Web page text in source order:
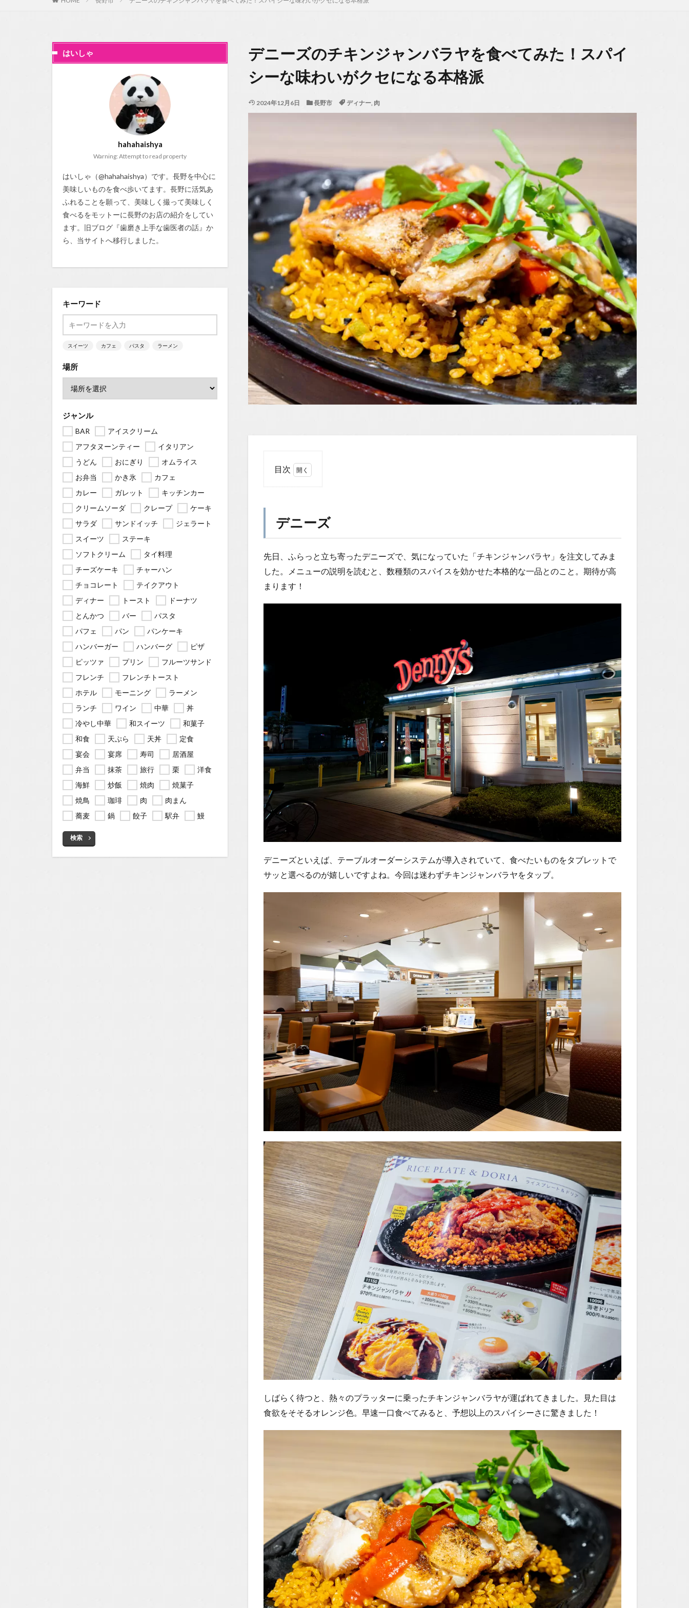
デニーズのチキンジャンバラヤを食べてみた！スパイ
シーな味わいがクセになる本格派
2024年12月6日 長野市 ディナー, 肉
目次
ー
ズ
【メニ
ュー情
Tube
べ歩き
You
Tubeチ
ル
デニーズ
先日、ふらっと立ち寄ったデニーズで、気になっていた「チキンジャンバラヤ」を注文してみま
した。メニューの説明を読むと、数種類のスパイスを効かせた本格的な一品とのこと。期待が高
まります！
デニーズといえば、テーブルオーダーシステムが導入されていて、食べたいものをタブレットで
サッと選べるのが嬉しいですよね。今回は迷わずチキンジャンバラヤをタップ。
しばらく待つと、熱々のプラッターに乗ったチキンジャンバラヤが運ばれてきました。見た目は
食欲をそそるオレンジ色。早速一口食べてみると、予想以上のスパイシーさに驚きました！
はいしゃ
hahahaishya
Warning: Attempt to read property
はいしゃ（@hahahaishya）です。長野を中心に
美味しいものを食べ歩いてます。長野に活気あ
ふれることを願って、美味しく撮って美味しく
食べるをモットーに長野のお店の紹介をしてい
ます。旧ブログ『歯磨き上手な歯医者の話』か
ら、当サイトへ移行しました。
キーワード
スイーツ カフェ パスタ ラーメン
場所
ジャンル
BAR
アイスクリーム
アフタヌーンティー
イタリアン
うどん
おにぎり
オムライス
お弁当
かき氷
カフェ
カレー
ガレット
キッチンカー
クリームソーダ
クレープ
ケーキ
サラダ
サンドイッチ
ジェラート
スイーツ
ステーキ
ソフトクリーム
タイ料理
チーズケーキ
チャーハン
チョコレート
テイクアウト
ディナー
トースト
ドーナツ
とんかつ
バー
パスタ
パフェ
パン
パンケーキ
ハンバーガー
ハンバーグ
ピザ
ピッツァ
プリン
フルーツサンド
フレンチ
フレンチトースト
ホテル
モーニング
ラーメン
ランチ
ワイン 中華
丼
冷やし中華
和スイーツ
和菓子
和食
天ぷら 天丼
定食
宴会
宴席 寿司
居酒屋
弁当
抹茶 旅行 栗
洋食
海鮮
炒飯 焼肉
焼菓子
焼鳥
珈琲 肉
肉まん
蕎麦
鍋 餃子 駅弁 鰻
検索